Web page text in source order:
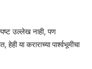
उल्लेख नाही, पण
या कराराच्या पार्श्वभूमीचा